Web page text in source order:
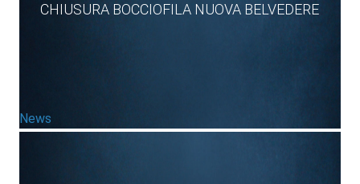
CHIUSURA BOCCIOFILA NUOVA BELVEDERE
News